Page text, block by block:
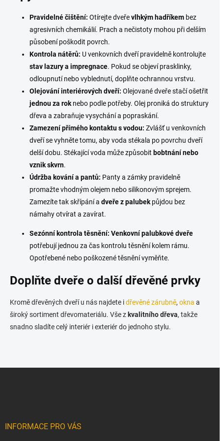
Pravidelné čištění: Otírejte dveřevlhkým hadříkem bez
agresivních chemikálií. Prach a nečistoty mohou při delším
působení poškodit povrch.
Kontrola nátěrů: U venkovních dveří pravidelně kontrolujte
stav lazury a impregnace. Pokud se objeví prasklinky,
odloupnutí nebo vyblednutí, doplňte ochrannou vrstvu.
Olejování interiérových dveří: Olejované dveře stačí ošetřit
jednou za rok nebo podle potřeby. Olej proniká do struktury
dřeva a zabraňuje vysychání a popraskání.
Zamezení přímého kontaktu s vodou: Zvlášť u venkovních
dveří se vyhněte tomu, aby voda stékala po povrchu dveří
delší dobu. Stékající voda může způsobit bobtnání nebo
vznik skvrn.
Údržba kování a pantů: Panty a zámky pravidelně
promažte vhodným olejem nebo silikonovým sprejem.
Zamezíte tak skřípání a dveře z palubek půjdou bez
námahy otvírat a zavírat.
Sezónní kontrola těsnění: Venkovní palubkové dveře
potřebují jednou za čas kontrolu těsnění kolem rámu.
Opotřebené nebo poškozené těsnění vyměňte.
Doplňte dveře o další dřevěné prvky
Kromě dřevěných dveří u nás najdete idřevěné zárubně, okna a
široký sortiment dřevomateriálu. Vše z kvalitního dřeva, takže
snadno sladíte celý interiér i exteriér do jednoho stylu.
INFORMACE PRO VÁS